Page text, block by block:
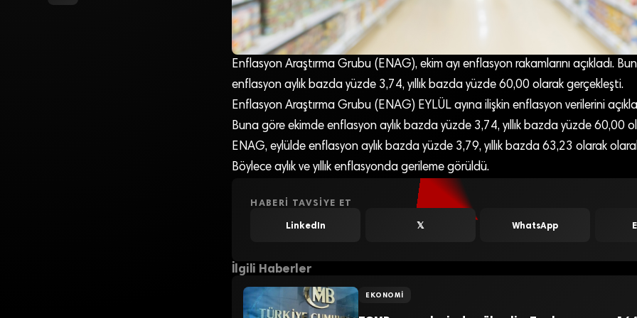
Enflasyon Araştırma Grubu (ENAG), ekim ayı enflasyon rakamlarını açıkladı.
enflasyon aylık bazda yüzde 3,74, yıllık bazda yüzde 60,00 olarak gerçekleşti.
Enflasyon Araştırma Grubu (ENAG) EYLÜL ayına ilişkin enflasyon verilerini
Buna göre ekimde enflasyon aylık bazda yüzde 3,74, yıllık bazda yüzde 60,00
ENAG, eylülde enflasyon aylık bazda yüzde 3,79, yıllık bazda 63,23 olarak olarak
Böylece aylık ve yıllık enflasyonda gerileme görüldü.
HABERI TAVSIYE ET
LinkedIn 𝕏 WhatsApp
İlgili Haberler
EKONOMI